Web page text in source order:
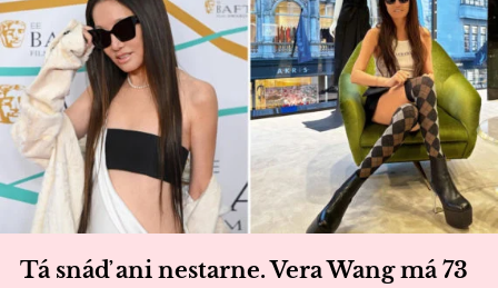
Tá snáď ani nestarne. Vera Wang má 73